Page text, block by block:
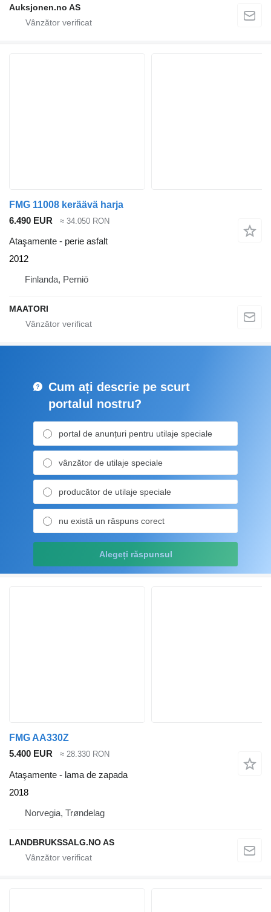
Auksjonen.no AS
FMG 11008 keräävä harja
6.490 EUR
≈ 34.050 RON
Ataşamente - perie asfalt
2012
Finlanda, Perniö
MAATORI
Cum ați descrie pe scurt
portalul nostru?
portal de anunțuri pentru utilaje speciale
vânzător de utilaje speciale
producător de utilaje speciale
nu există un răspuns corect
Alegeți răspunsul
FMG AA330Z
5.400 EUR
≈ 28.330 RON
Ataşamente - lama de zapada
2018
Norvegia, Trøndelag
LANDBRUKSSALG.NO AS